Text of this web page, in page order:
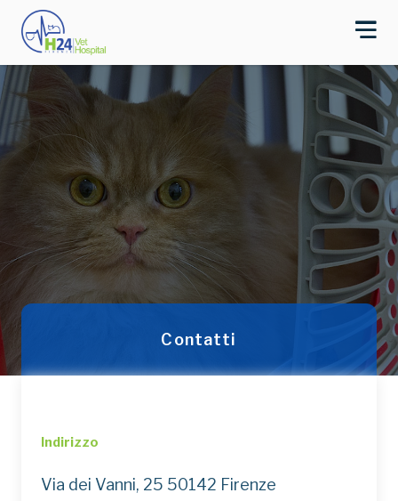
Contatti
Indirizzo
Via dei Vanni, 25 50142 Firenze